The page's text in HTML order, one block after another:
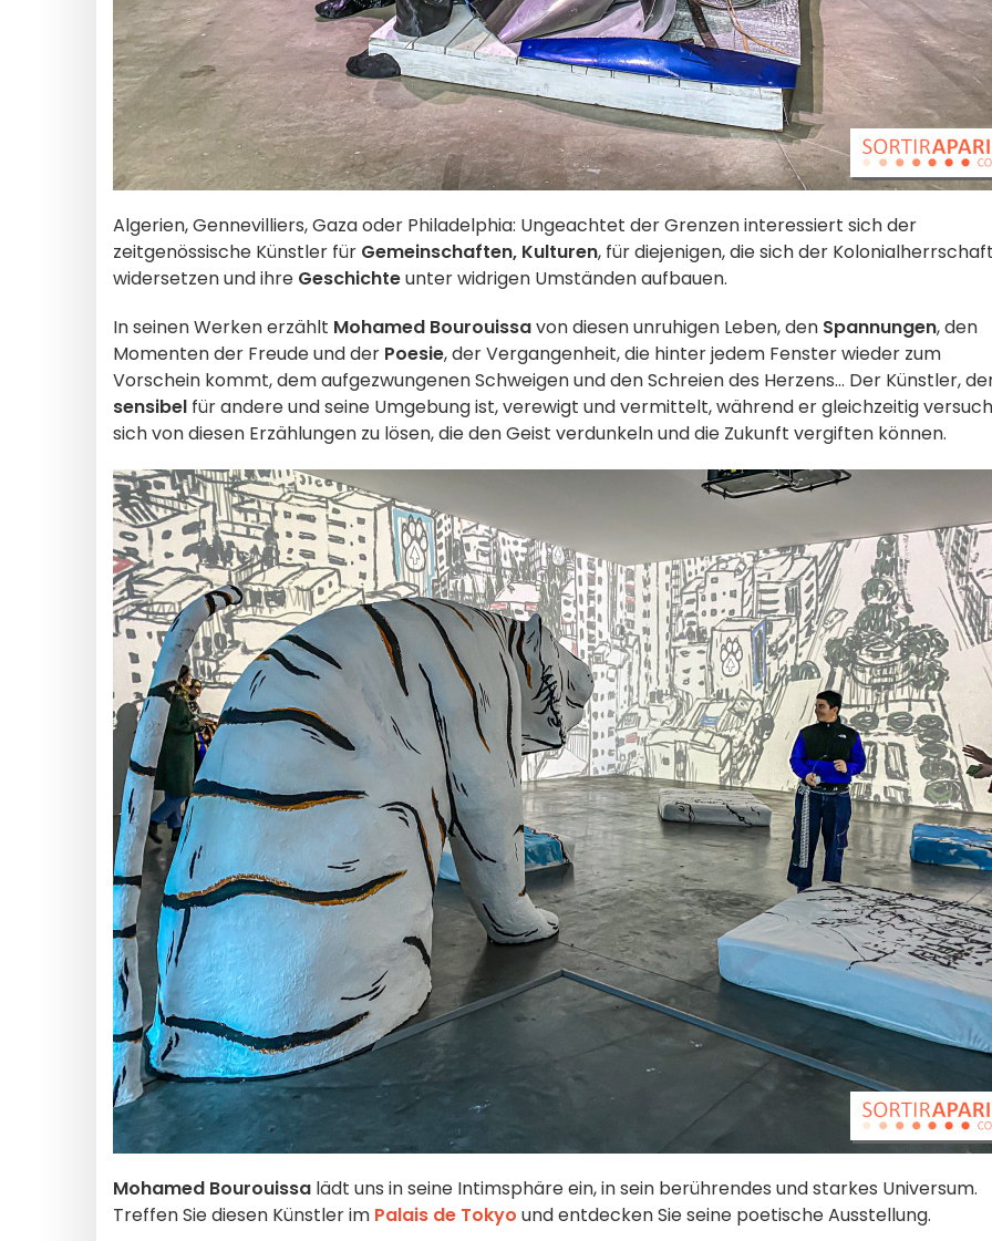
Algerien, Gennevilliers, Gaza oder Philadelphia: Ungeachtet der Grenzen interessiert sich der
zeitgenössische Künstler für Gemeinschaften, Kulturen, für diejenigen, die sich der
widersetzen und ihre Geschichteunter widrigen Umständen aufbauen.
In seinen Werken erzählt Mohamed Bourouissavon diesen unruhigen Leben, den Spannungen, den
Momenten der Freude und der Poesie, der Vergangenheit, die hinter jedem Fenster wieder zum
Vorschein kommt, dem aufgezwungenen Schweigen und den Schreien des Herzens... Der Künstler,
sensibel für andere und seine Umgebung ist, verewigt und vermittelt, während er gleichzeitig
sich von diesen Erzählungen zu lösen, die den Geist verdunkeln und die Zukunft vergiften können.
Mohamed Bourouissa lädt uns in seine Intimsphäre ein, in sein berührendes und starkes Universum.
Treffen Sie diesen Künstler im Palais de Tokyo und entdecken Sie seine poetische Ausstellung.